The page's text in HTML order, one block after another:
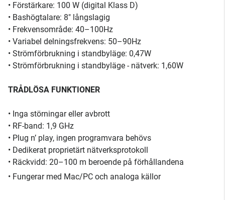
• Förstärkare: 100 W (digital Klass D)
• Bashögtalare: 8" långslagig
• Frekvensområde: 40–100Hz
• Variabel delningsfrekvens: 50–90Hz
• Strömförbrukning i standbyläge: 0,47W
• Strömförbrukning i standbyläge - nätverk: 1,60W
TRÅDLÖSA FUNKTIONER
• Inga störningar eller avbrott
• RF-band: 1,9 GHz
• Plug n’ play, ingen programvara behövs
• Dedikerat proprietärt nätverksprotokoll
• Räckvidd: 20–100 m beroende på förhållandena
• Fungerar med Mac/PC och analoga källor